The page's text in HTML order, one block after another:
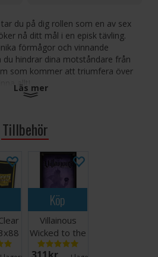
du på dig rollen som en av sex
nå ditt mål i en episk tävling.
förmågor och vinnande
hindrar dina motståndare från
som kommer att triumfera över
allt!
John (Robin Hood), Hjärter dam
Kapten Krok (Peter Pan).
egen karaktär
att vara ond
kan störa andra spelares planer
6 skurkfigurer, 180 skurkkort,
referenskort, 6 skurkguider och
Läs mer
Tillbehör
Köp
Villainous
Wicked to the
Core